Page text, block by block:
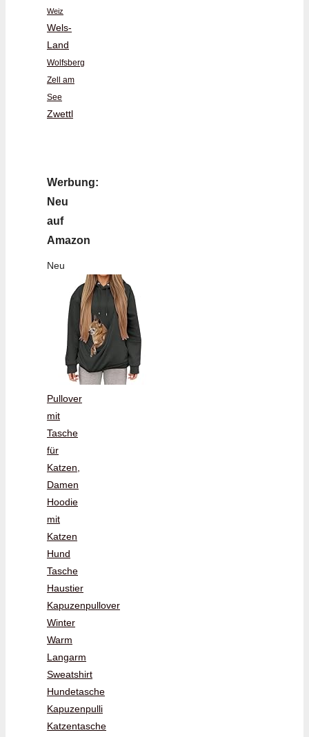
Weiz
Wels-
Land
Wolfsberg
Zell am
See
Zwettl
Werbung:
Neu
auf
Amazon
Neu
Pullover
mit
Tasche
für
Katzen,
Damen
Hoodie
mit
Katzen
Hund
Tasche
Haustier
Kapuzenpullover
Winter
Warm
Langarm
Sweatshirt
Hundetasche
Kapuzenpulli
Katzentasche